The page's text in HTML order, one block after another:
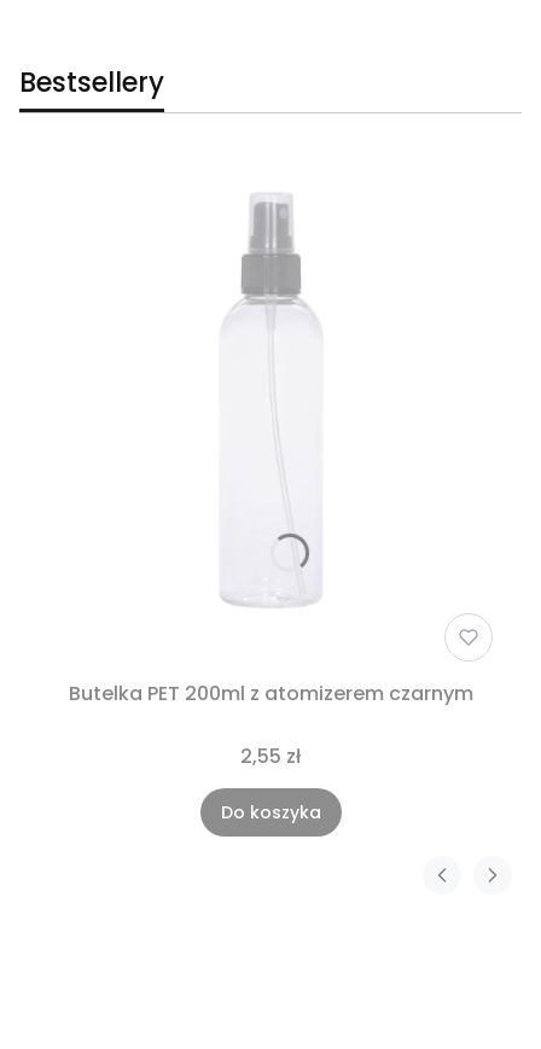
Bestsellery
Butelka PET 200ml z atomizerem czarnym
2,55 zł
Do koszyka